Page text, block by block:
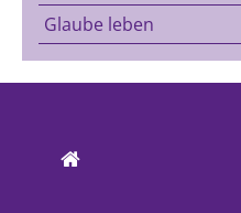
Glaube leben